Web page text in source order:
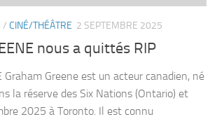
/ CINÉ/THÉÂTRE 2 SEPTEMBRE 2025
nous a quittés RIP
Graham Greene est un acteur canadien, né
la réserve des Six Nations (Ontario) et
2025 à Toronto. Il est connu